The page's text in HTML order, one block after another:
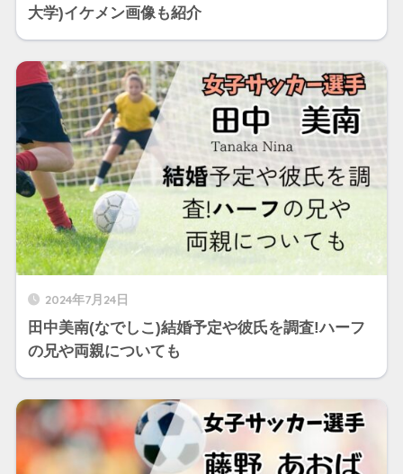
大学)イケメン画像も紹介
2024年7月24日
田中美南(なでしこ)結婚予定や彼氏を調査!ハーフ
の兄や両親についても